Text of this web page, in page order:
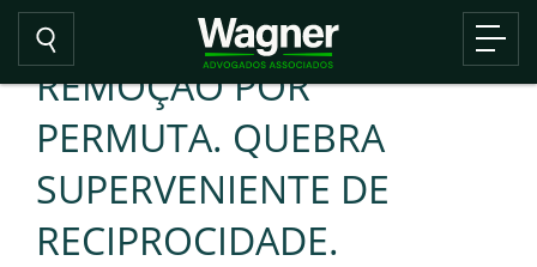
REMOÇÃO POR
PERMUTA. QUEBRA
SUPERVENIENTE DE
RECIPROCIDADE.